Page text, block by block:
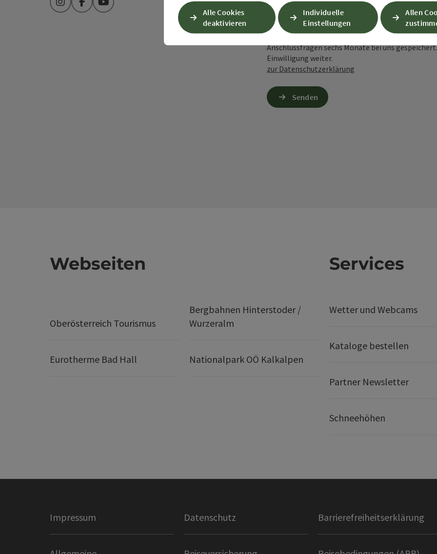
InstagramFacebookYouTube
ist eine Kontaktaufnahme jederzeit per E-
Wenn Sie per Formular auf der Website oder per
Ihre angegebenen Daten zwecks Bearbeitung der
Anschlussfragen sechs Monate bei uns
Einwilligung weiter.
zur Datenschutzerklärung
Senden
Webseiten
Oberösterreich Tourismus
Bergbahnen Hinterstoder /
Wurzeralm
Eurotherme Bad Hall Nationalpark OÖ Kalkalpen
Services
Wetter und Webcams
Kataloge bestellen
Partner Newsletter
Schneehöhen
Impressum Datenschutz Barrierefreiheitserklärung
Alle Cookies
deaktivieren
Individuelle
Einstellungen
Allen